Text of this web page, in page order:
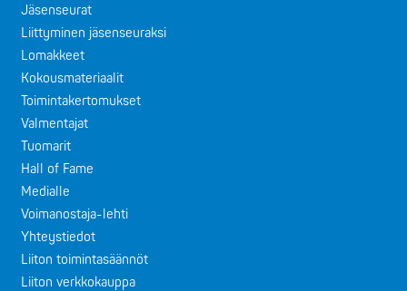
Jäsenseurat
Liittyminen jäsenseuraksi
Lomakkeet
Kokousmateriaalit
Toimintakertomukset
Valmentajat
Tuomarit
Hall of Fame
Medialle
Voimanostaja-lehti
Yhteystiedot
Liiton toimintasäännöt
Liiton verkkokauppa